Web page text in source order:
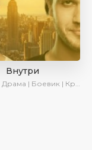
Внутри
Драма | Боевик | Криминал